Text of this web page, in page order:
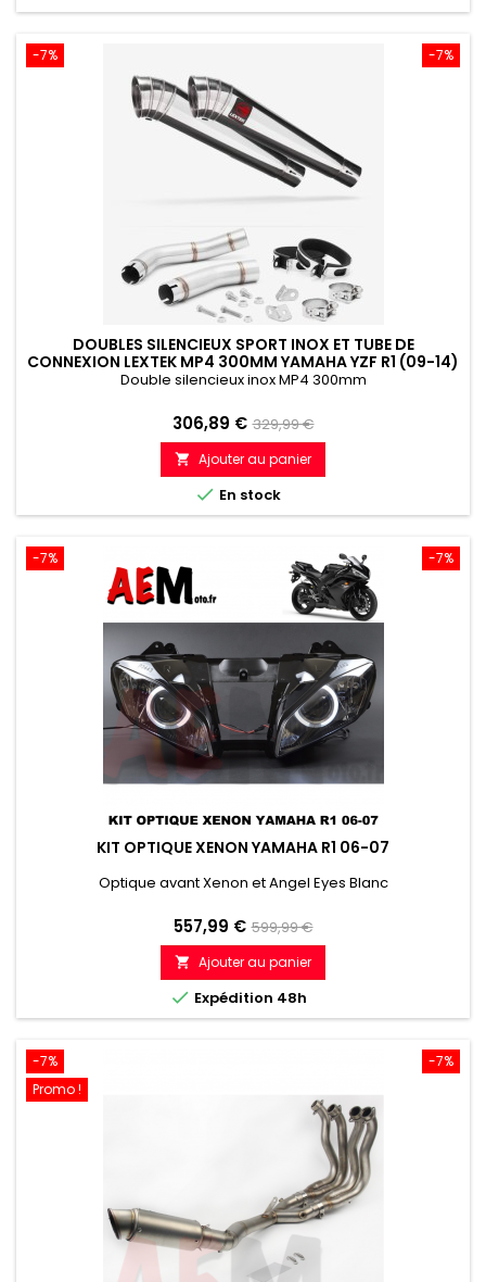
-7%
-7%
DOUBLES SILENCIEUX SPORT INOX ET TUBE DE
CONNEXION LEXTEK MP4 300MM YAMAHA YZF R1 (09-14)
Double silencieux inox MP4 300mm
Prix
306,89 € Prix
de
référence
329,99 €
 Ajouter au panier
 En stock
-7%
-7%
KIT OPTIQUE XENON YAMAHA R1 06-07
Optique avant Xenon et Angel Eyes Blanc
Prix
557,99 € Prix
de
référence
599,99 €
 Ajouter au panier
 Expédition 48h
-7%
-7%
Promo !